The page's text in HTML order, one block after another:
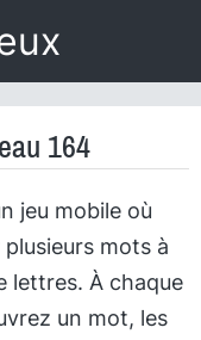
164
jeu mobile où
mots à
lettres. À chaque
un mot, les